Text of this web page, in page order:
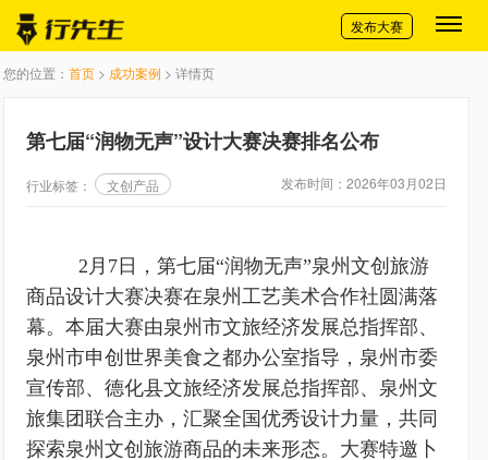
切换导航
发布大赛
您的位置： 首页 > 成功案例 > 详情页
第七届“润物无声”设计大赛决赛排名公布
行业标签： 文创产品 发布时间：2026年03月02日
2月7日，第七届“润物无声”泉州文创旅游
商品设计大赛决赛在泉州工艺美术合作社圆满落
幕。本届大赛由泉州市文旅经济发展总指挥部、
泉州市申创世界美食之都办公室指导，泉州市委
宣传部、德化县文旅经济发展总指挥部、泉州文
旅集团联合主办，汇聚全国优秀设计力量，共同
探索泉州文创旅游商品的未来形态。大赛特邀卜